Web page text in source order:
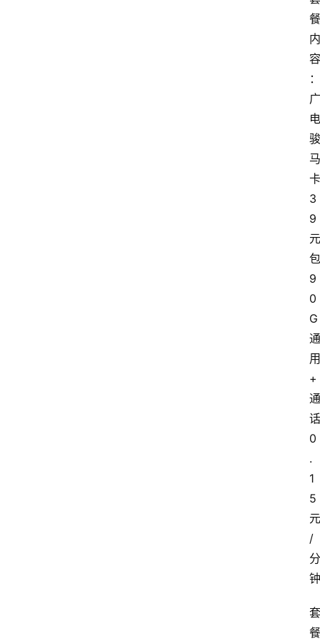
餐
内
容
：
广
电
骏
马
卡
3
9
元
包
9
0
G
通
用
+
通
话
0
.
1
5
元
/
分
钟
套
餐